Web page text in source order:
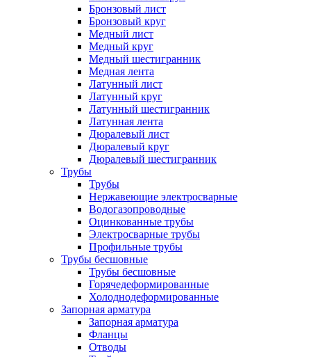
Бронзовый лист
Бронзовый круг
Медный лист
Медный круг
Медный шестигранник
Медная лента
Латунный лист
Латунный круг
Латунный шестигранник
Латунная лента
Дюралевый лист
Дюралевый круг
Дюралевый шестигранник
Трубы
Трубы
Нержавеющие электросварные
Водогазопроводные
Оцинкованные трубы
Электросварные трубы
Профильные трубы
Трубы бесшовные
Трубы бесшовные
Горячедеформированные
Холоднодеформированные
Запорная арматура
Запорная арматура
Фланцы
Отводы